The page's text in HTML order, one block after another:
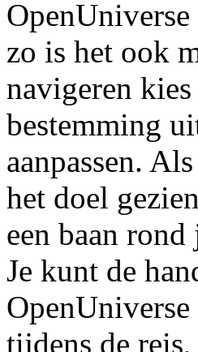
zo is het ook
navigeren
bestemming
aanpassen.
het doel
een baan
Je kunt de
tijdens de